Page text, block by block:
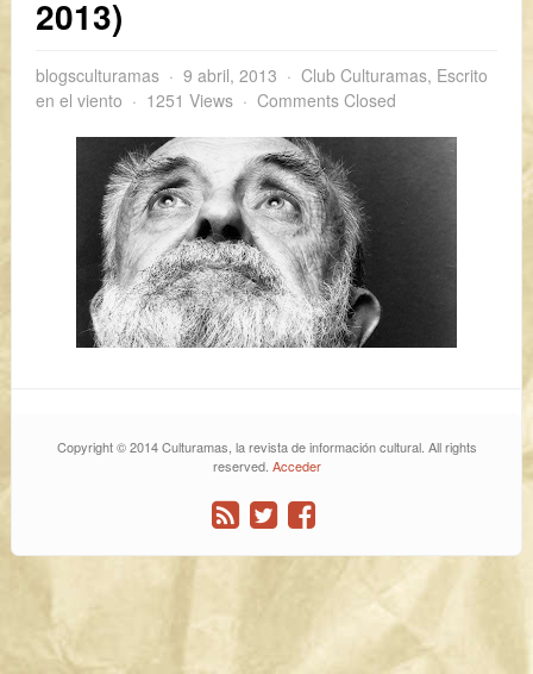
2013)
blogsculturamas 9 abril, 2013 Club Culturamas, Escrito
en el viento
1251 Views Comments Closed
Copyright © 2014 Culturamas, la revista de información cultural. All rights
reserved. Acceder